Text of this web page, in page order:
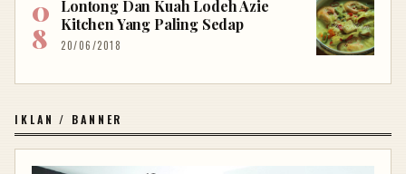
Lontong Dan Kuah Lodeh Azie
Kitchen Yang Paling Sedap
20/06/2018
IKLAN / BANNER